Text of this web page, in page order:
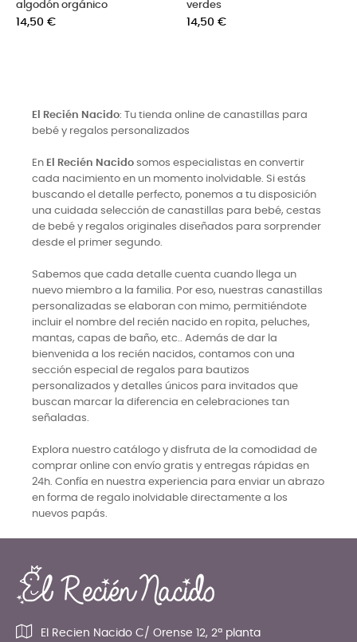
El Recién Nacido: Tu tienda online de canastillas para
bebé y regalos personalizados
En El Recién Nacido somos especialistas en convertir
cada nacimiento en un momento inolvidable. Si estás
buscando el detalle perfecto, ponemos a tu disposición
una cuidada selección de canastillas para bebé, cestas
de bebé y regalos originales diseñados para sorprender
desde el primer segundo.
Sabemos que cada detalle cuenta cuando llega un
nuevo miembro a la familia. Por eso, nuestras canastillas
personalizadas se elaboran con mimo, permitiéndote
incluir el nombre del recién nacido en ropita, peluches,
mantas, capas de baño, etc.. Además de dar la
bienvenida a los recién nacidos, contamos con una
sección especial de regalos para bautizos
personalizados y detalles únicos para invitados que
buscan marcar la diferencia en celebraciones tan
señaladas.
Explora nuestro catálogo y disfruta de la comodidad de
comprar online con envío gratis y entregas rápidas en
24h. Confía en nuestra experiencia para enviar un abrazo
en forma de regalo inolvidable directamente a los
nuevos papás.
El Recien Nacido C/ Orense 12, 2ª planta